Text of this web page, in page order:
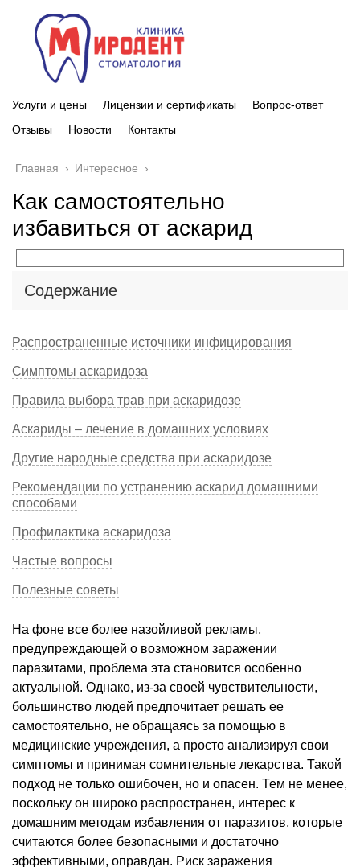
Услуги и цены Лицензии и сертификаты
Вопрос-ответ
Отзывы
Новости Контакты
Главная › Интересное ›
Как самостоятельно
избавиться от аскарид
Содержание
Распространенные источники инфицирования
Симптомы аскаридоза
Правила выбора трав при аскаридозе
Аскариды – лечение в домашних условиях
Другие народные средства при аскаридозе
Рекомендации по устранению аскарид домашними
способами
Профилактика аскаридоза
Частые вопросы
Полезные советы
На фоне все более назойливой рекламы,
предупреждающей о возможном заражении
паразитами, проблема эта становится особенно
актуальной. Однако, из-за своей чувствительности,
большинство людей предпочитает решать ее
самостоятельно, не обращаясь за помощью в
медицинские учреждения, а просто анализируя свои
симптомы и принимая сомнительные лекарства. Такой
подход не только ошибочен, но и опасен. Тем не менее,
поскольку он широко распространен, интерес к
домашним методам избавления от паразитов, которые
считаются более безопасными и достаточно
эффективными, оправдан. Риск заражения